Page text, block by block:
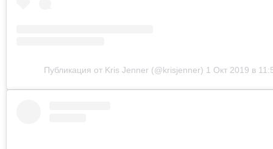
Публикация от Kris Jenner (@krisjenner) 1 Окт 2019 в